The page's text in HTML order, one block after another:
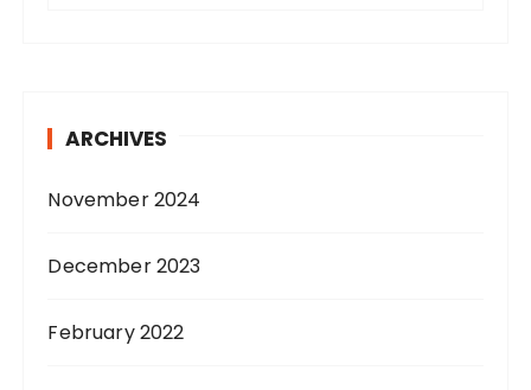
ARCHIVES
November 2024
December 2023
February 2022